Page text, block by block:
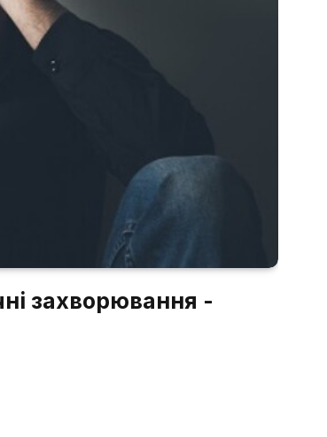
захворювання -